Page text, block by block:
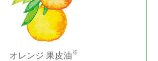
オレンジ 果皮油※